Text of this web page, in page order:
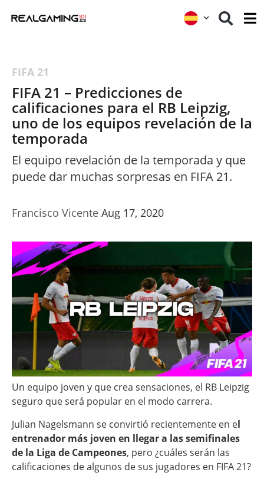
FIFA 21
FIFA 21 – Predicciones de
calificaciones para el RB Leipzig,
uno de los equipos revelación de la
temporada
El equipo revelación de la temporada y que
puede dar muchas sorpresas en FIFA 21.
Francisco Vicente Aug 17, 2020
Un equipo joven y que crea sensaciones, el RB Leipzig
seguro que será popular en el modo carrera.
Julian Nagelsmann se convirtió recientemente en el
entrenador más joven en llegar a las semifinales
de la Liga de Campeones, pero ¿cuáles serán las
calificaciones de algunos de sus jugadores en FIFA 21?